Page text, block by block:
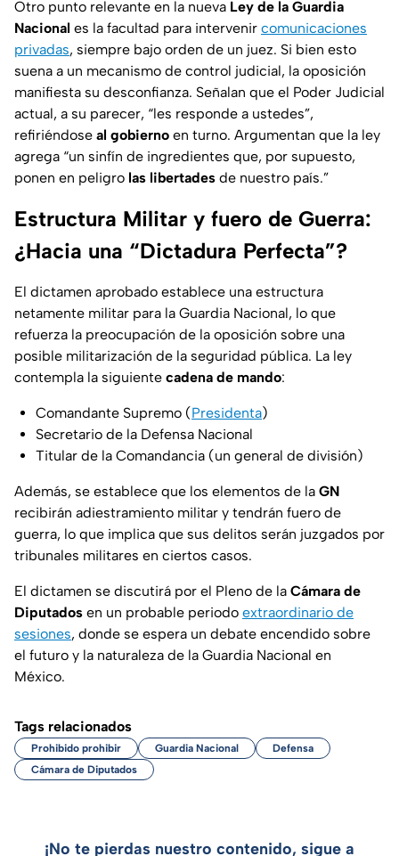
Otro punto relevante en la nueva Ley de la Guardia
Nacional es la facultad para intervenir comunicaciones
privadas, siempre bajo orden de un juez. Si bien esto
suena a un mecanismo de control judicial, la oposición
manifiesta su desconfianza. Señalan que el Poder Judicial
actual, a su parecer, “les responde a ustedes”,
refiriéndose al gobierno en turno. Argumentan que la ley
agrega “un sinfín de ingredientes que, por supuesto,
ponen en peligro las libertades de nuestro país.”
Estructura Militar y fuero de Guerra:
¿Hacia una “Dictadura Perfecta”?
El dictamen aprobado establece una estructura
netamente militar para la Guardia Nacional, lo que
refuerza la preocupación de la oposición sobre una
posible militarización de la seguridad pública. La ley
contempla la siguiente cadena de mando:
Comandante Supremo (Presidenta)
Secretario de la Defensa Nacional
Titular de la Comandancia (un general de división)
Además, se establece que los elementos de la GN
recibirán adiestramiento militar y tendrán fuero de
guerra, lo que implica que sus delitos serán juzgados por
tribunales militares en ciertos casos.
El dictamen se discutirá por el Pleno de la Cámara de
Diputados en un probable periodo extraordinario de
sesiones, donde se espera un debate encendido sobre
el futuro y la naturaleza de la Guardia Nacional en
México.
Tags relacionados
Prohibido prohibir Guardia Nacional
Defensa
Cámara de Diputados
¡No te pierdas nuestro contenido, sigue a